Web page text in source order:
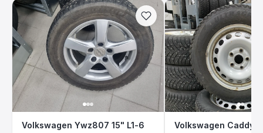
Volkswagen Ywz807 15" L1-6
Volkswagen Ywz807 15" L1-6 Volkswagen